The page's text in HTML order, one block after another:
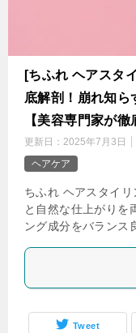
[ちふれ ヘアスタ
底解剖！崩れ知ら
【美容専門家が徹
更新日： 2025年7月3日
ヘアケア
ちふれ ヘアスタイ
と自然な仕上がりを
ング成分をバランス
Tweet